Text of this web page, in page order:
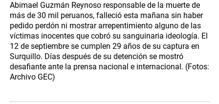
Abimael Guzmán Reynoso responsable de la muerte de
más de 30 mil peruanos, falleció esta mañana sin haber
pedido perdón ni mostrar arrepentimiento alguno de las
víctimas inocentes que cobró su sanguinaria ideología. El
12 de septiembre se cumplen 29 años de su captura en
Surquillo. Días después de su detención se mostró
desafiante ante la prensa nacional e internacional. (Fotos:
Archivo GEC)